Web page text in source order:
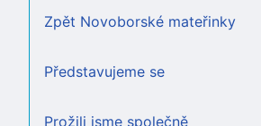
Zpět Novoborské mateřinky
Představujeme se
Prožili jsme společně